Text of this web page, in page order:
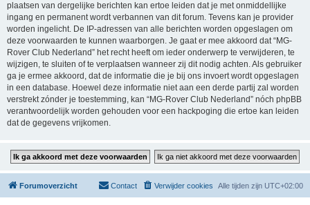
plaatsen van dergelijke berichten kan ertoe leiden dat je met onmiddellijke
ingang en permanent wordt verbannen van dit forum. Tevens kan je provider
worden ingelicht. De IP-adressen van alle berichten worden opgeslagen om
deze voorwaarden te kunnen waarborgen. Je gaat er mee akkoord dat “MG-
Rover Club Nederland” het recht heeft om ieder onderwerp te verwijderen, te
wijzigen, te sluiten of te verplaatsen wanneer zij dit nodig achten. Als gebruiker
ga je ermee akkoord, dat de informatie die je bij ons invoert wordt opgeslagen
in een database. Hoewel deze informatie niet aan een derde partij zal worden
verstrekt zónder je toestemming, kan “MG-Rover Club Nederland” nóch phpBB
verantwoordelijk worden gehouden voor een hackpoging die ertoe kan leiden
dat de gegevens vrijkomen.
Forumoverzicht Alle tijden zijn UTC+02:00
Verwijder cookies
Contact